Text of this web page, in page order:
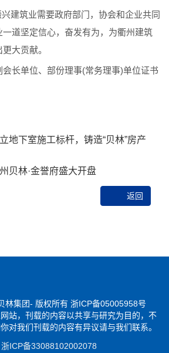
筑业需要政府部门，协会和企业共同
道坚定信心，奋发有为，为衢州建筑
大贡献。
长单位、部份理事(常务理事)单位证书
地下室施工标杆，铸造“贝林”房产
贝林·金誉府盛大开盘
返回
林集团- 版权所有 浙ICP备05005958号
站，刊载的内容以共享与研究为目的，不
对我们刊载的内容有异议请与我们联系。
浙ICP备33088102002078